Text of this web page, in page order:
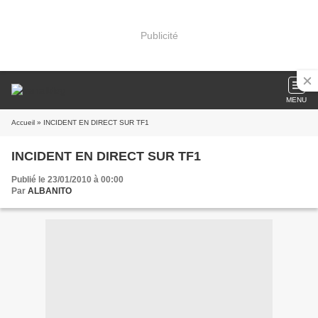
Publicité
MENU
Accueil » INCIDENT EN DIRECT SUR TF1
INCIDENT EN DIRECT SUR TF1
Publié le 23/01/2010 à 00:00
Par ALBANITO